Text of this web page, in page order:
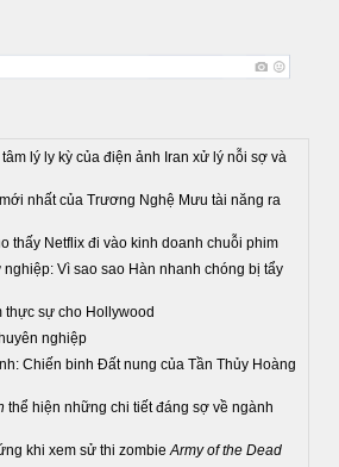
tâm lý ly kỳ của điện ảnh Iran xử lý nỗi sợ và
nhất của Trương Nghệ Mưu tài năng ra
thấy Netflix đi vào kinh doanh chuỗi phim
Vì sao sao Hàn nhanh chóng bị tẩy
thực sự cho Hollywood
nghiệp
Chiến binh Đất nung của Tần Thủy Hoàng
thể hiện những chi tiết đáng sợ về ngành
khi xem sử thi zombieArmy of the Dead